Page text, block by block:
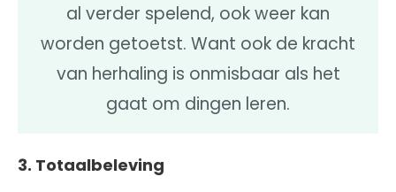
al verder spelend, ook weer kan
worden getoetst. Want ook de kracht
van herhaling is onmisbaar als het
gaat om dingen leren.
3. Totaalbeleving